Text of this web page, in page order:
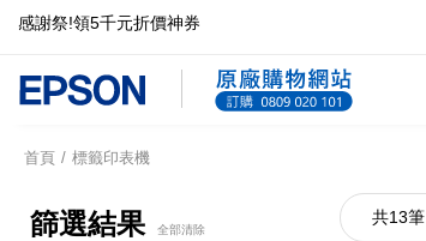
感謝祭!領5千元折價神券
首頁 標籤印表機
篩選結果 全部清除
共13筆